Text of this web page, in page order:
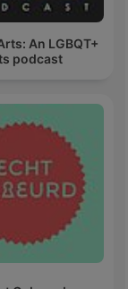
An LGBQT+
podcast